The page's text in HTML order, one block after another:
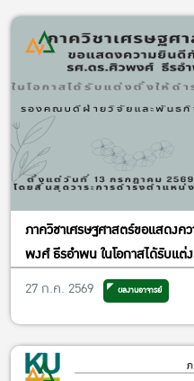
ภาควิชาเศรษฐศาสตร์ขอแสดง
พงศ์ ธีรอำพน ในโอกาสได้รับแ
วิจัยและพันธกิจเพื่อสังคม
27 ก.ค. 2569 ผลงานอาจารย์